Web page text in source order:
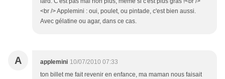
<br /> Applemini : oui, poulet, ou pintade, c'est bien aussi.
Avec gélatine ou agar, dans ce cas.
A applemini 10/07/2010 07:33
ton billet me fait revenir en enfance, ma maman nous faisait